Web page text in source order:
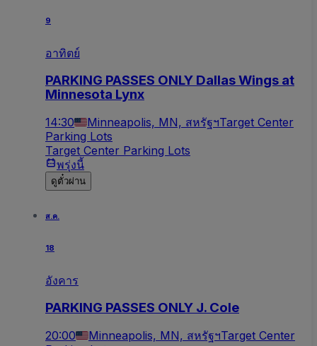
9
อาทิตย์
PARKING PASSES ONLY Dallas Wings at
Minnesota Lynx
14:30 Minneapolis, MN, สหรัฐฯTarget Center
Parking Lots
Target Center Parking Lots
พรุ่งนี้
ดูตั๋วผ่าน
ส.ค.
18
อังคาร
PARKING PASSES ONLY J. Cole
20:00 Minneapolis, MN, สหรัฐฯTarget Center